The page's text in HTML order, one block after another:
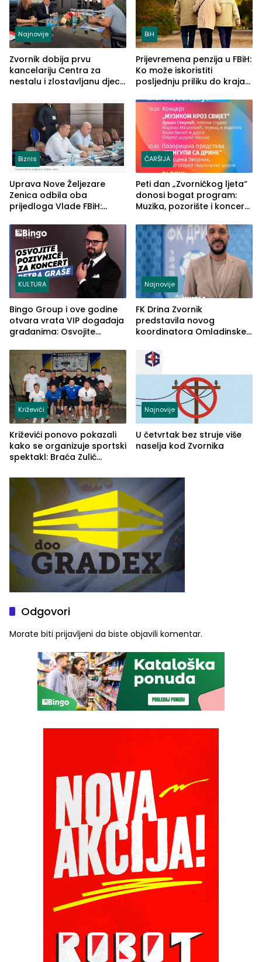
Najnovije
Zvornik dobija prvu
kancelariju Centra za
nestalu i zlostavljanu djecu
BiH
Prijevremena penzija u FBiH:
Ko može iskoristiti
posljednju priliku do kraja
Biznis
Uprava Nove Željezare
Zenica odbila oba
prijedloga Vlade FBiH:
rješenje
ČARŠIJA
Peti dan „Zvorničkog ljeta“
donosi bogat program:
Muzika, pozorište i koncert
KULTURA
Bingo Group i ove godine
otvara vrata VIP događaja
građanima: Osvojite
Graše
Najnovije
FK Drina Zvornik
predstavila novog
koordinatora Omladinske
Križevići
Križevići ponovo pokazali
kako se organizuje sportski
spektakl: Braća Zulić
Najnovije
U četvrtak bez struje više
naselja kod Zvornika
Odgovori
Morate biti prijavljeni da biste objavili komentar.